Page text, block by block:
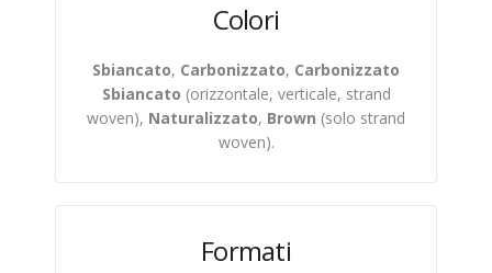
Colori
Sbiancato, Carbonizzato, Carbonizzato
Sbiancato (orizzontale, verticale, strand
woven), Naturalizzato, Brown (solo strand
woven).
Formati